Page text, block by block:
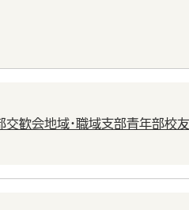
交歓会地域・職域支部青年部校